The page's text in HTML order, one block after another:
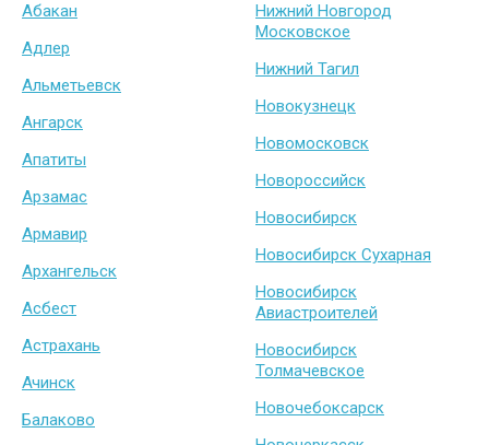
Абакан
Адлер
Альметьевск
Ангарск
Апатиты
Арзамас
Армавир
Архангельск
Асбест
Астрахань
Ачинск
Балаково
Нижний Новгород
Московское
Нижний Тагил
Новокузнецк
Новомосковск
Новороссийск
Новосибирск
Новосибирск Сухарная
Новосибирск
Авиастроителей
Новосибирск
Толмачевское
Новочебоксарск